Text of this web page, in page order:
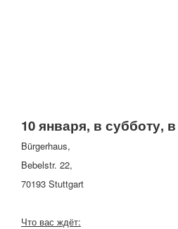
10 января, в субботу, в
Bürgerhaus,
Bebelstr. 22,
70193 Stuttgart
Что вас ждёт: